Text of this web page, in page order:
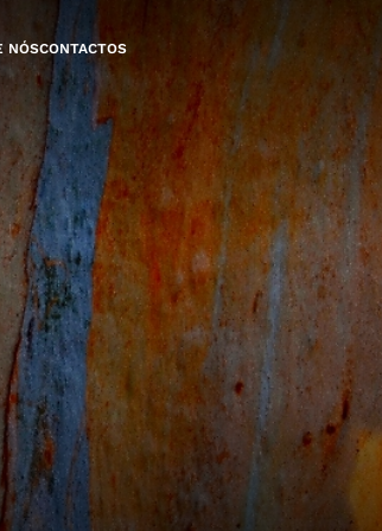
NÓSCONTACTOS